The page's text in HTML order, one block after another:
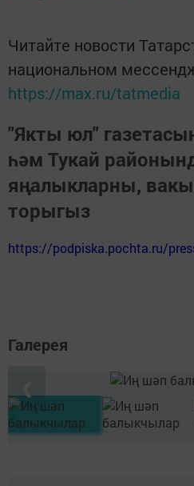
Читайте новости
национальном
https://max.ru/tatmedia
"Якты юл"
һәм Тукай
яңалыкларны,
торыгыз
https://podpiska.pochta.ru/
Галерея